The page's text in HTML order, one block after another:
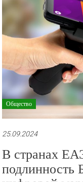
Общество
25.09.2024
В странах
подлинность